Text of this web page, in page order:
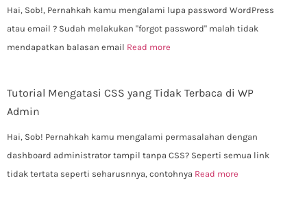
Hai, Sob!, Pernahkah kamu mengalami lupa password WordPress
atau email ? Sudah melakukan "forgot password" malah tidak
mendapatkan balasan email Read more
Tutorial Mengatasi CSS yang Tidak Terbaca di WP
Admin
Hai, Sob! Pernahkah kamu mengalami permasalahan dengan
dashboard administrator tampil tanpa CSS? Seperti semua link
tidak tertata seperti seharusnnya, contohnya Read more